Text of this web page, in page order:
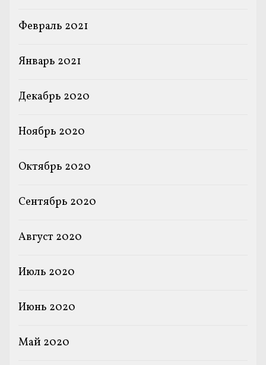
Февраль 2021
Январь 2021
Декабрь 2020
Ноябрь 2020
Октябрь 2020
Сентябрь 2020
Август 2020
Июль 2020
Июнь 2020
Май 2020